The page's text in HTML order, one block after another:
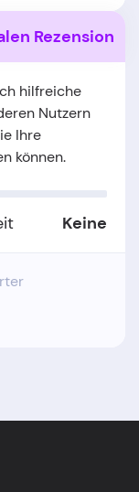
Rezension
hilfreiche
Nutzern
Ihre
können.
Keine